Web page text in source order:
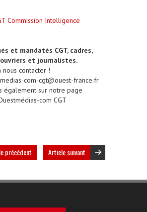
Commission Intelligence
et mandatés CGT, cadres,
et journalistes.
nous contacter !
com-cgt@ouest-france.fr
également sur notre page
com CGT
précédent Article suivant